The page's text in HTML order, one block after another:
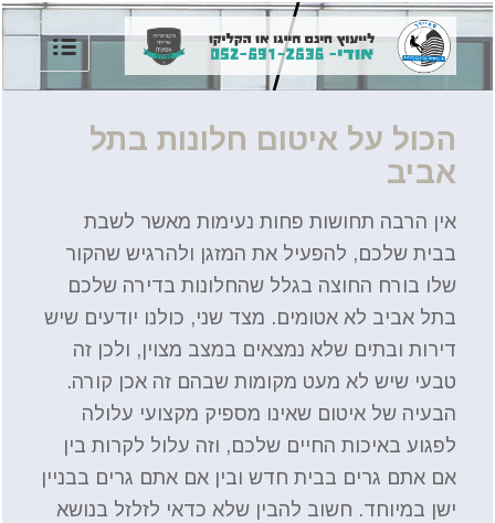
הכול על איטום חלונות בתל
אביב
אין הרבה תחושות פחות נעימות מאשר לשבת
בבית שלכם, להפעיל את המזגן ולהרגיש שהקור
שלו בורח החוצה בגלל שהחלונות בדירה שלכם
בתל אביב לא אטומים. מצד שני, כולנו יודעים שיש
דירות ובתים שלא נמצאים במצב מצוין, ולכן זה
טבעי שיש לא מעט מקומות שבהם זה אכן קורה.
הבעיה של איטום שאינו מספיק מקצועי עלולה
לפגוע באיכות החיים שלכם, וזה עלול לקרות בין
אם אתם גרים בבית חדש ובין אם אתם גרים בבניין
ישן במיוחד. חשוב להבין שלא כדאי לזלזל בנושא